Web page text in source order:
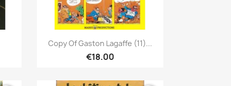
Quick view
Copy Of Gaston Lagaffe (11)...
€18.00